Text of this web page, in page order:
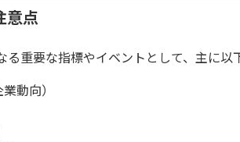
意点
重要な指標やイベントとして、主に以
動向）